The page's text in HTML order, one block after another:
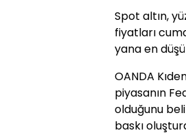
Spot altın,
fiyatları
yana en
OANDA
piyasanın
olduğunu
baskı